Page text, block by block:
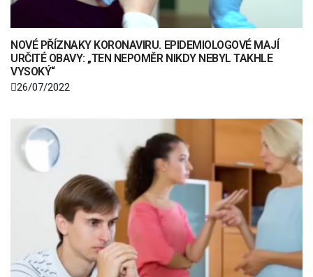
NOVÉ PŘÍZNAKY KORONAVIRU. EPIDEMIOLOGOVÉ MAJÍ
URČITÉ OBAVY: „TEN NEPOMĚR NIKDY NEBYL TAKHLE
VYSOKÝ“
26/07/2022